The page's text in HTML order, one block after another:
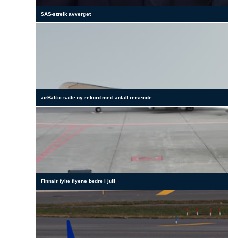
SAS-streik avverget
airBaltic satte ny rekord med antall reisende
Finnair fylte flyene bedre i juli